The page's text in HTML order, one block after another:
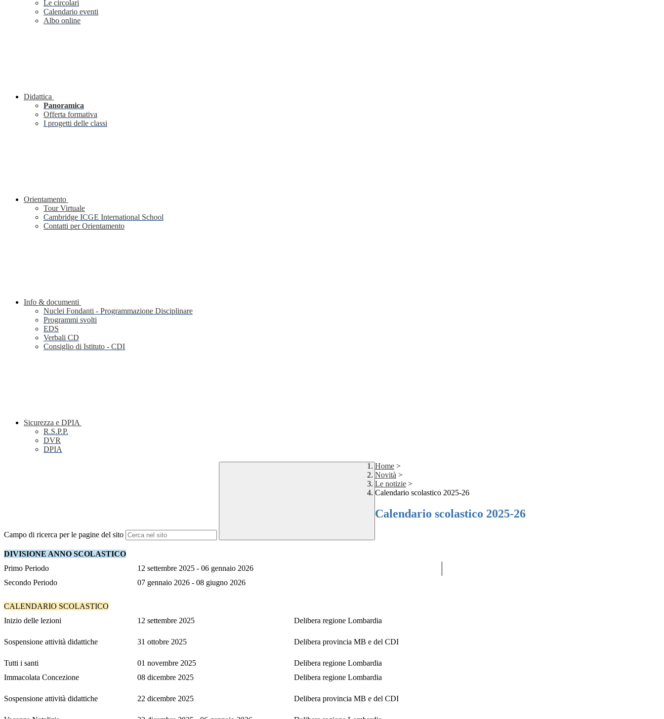
Le circolari
Calendario eventi
Albo online
Didattica
Panoramica
Offerta formativa
I progetti delle classi
Orientamento
Tour Virtuale
Cambridge ICGE International School
Contatti per Orientamento
Info & documenti
Nuclei Fondanti - Programmazione Disciplinare
Programmi svolti
EDS
Verbali CD
Consiglio di Istituto - CDI
Sicurezza e DPIA
R.S.P.P.
DVR
DPIA
Campo di ricerca per le pagine del sito
Home >
Novità >
Le notizie >
Calendario scolastico 2025-26
Calendario scolastico 2025-26
DIVISIONE ANNO SCOLASTICO
Primo Periodo
12 settembre 2025 - 06 gennaio 2026
Secondo Periodo
07 gennaio 2026 - 08 giugno 2026
CALENDARIO SCOLASTICO
Inizio delle lezioni
12 settembre 2025 Delibera regione Lombardia
Sospensione attività didattiche 31 ottobre 2025 Delibera provincia MB e del CDI
Tutti i santi 01 novembre 2025
Delibera regione Lombardia
Immacolata Concezione
08 dicembre 2025 Delibera regione Lombardia
Sospensione attività didattiche 22 dicembre 2025 Delibera provincia MB e del CDI